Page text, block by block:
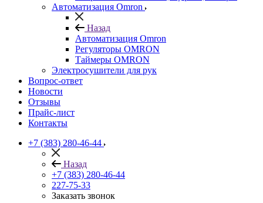
Автоматизация Omron
Назад
Автоматизация Omron
Регуляторы OMRON
Таймеры OMRON
Электросушители для рук
Вопрос-ответ
Новости
Отзывы
Прайс-лист
Контакты
+7 (383) 280-46-44
Назад
+7 (383) 280-46-44
227-75-33
Заказать звонок